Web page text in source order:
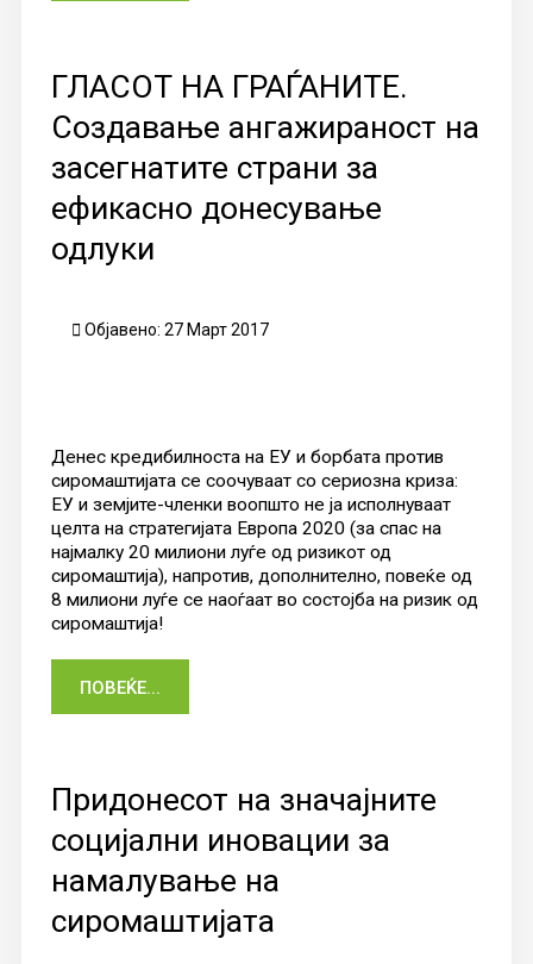
ГЛАСОТ НА ГРАЃАНИТЕ.
Создавање ангажираност на
засегнатите страни за
ефикасно донесување
одлуки
Објавено: 27 Март 2017
Денес кредибилноста на ЕУ и борбата против
сиромаштијата се соочуваат со сериозна криза:
ЕУ и земјите-членки воопшто не ја исполнуваат
целта на стратегијата Европа 2020 (за спас на
најмалку 20 милиони луѓе од ризикот од
сиромаштија), напротив, дополнително, повеќе од
8 милиони луѓе се наоѓаат во состојба на ризик од
сиромаштија!
ПОВЕЌЕ...
Придонесот на значајните
социјални иновации за
намалување на
сиромаштијата